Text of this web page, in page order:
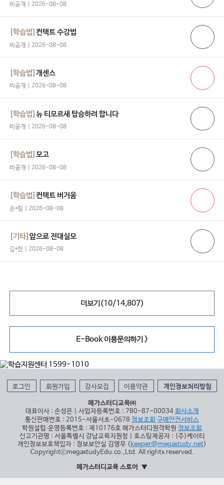
비공개 | 2026-08-08
[학습법]컨택트 수강법
비공개 | 2026-08-08
[학습법]개센스
비공개 | 2026-08-08
[학습법]뉴 티모르새 탑승하려 합니다
비공개 | 2026-08-08
[학습법]모고
비공개 | 2026-08-08
[학습법]컨택트 버거움
손*림 | 2026-08-08
[기타]앞으로 전대실모
김*찬 | 2026-08-08
더보기(10/14,807)
E-Book 이용문의하기 >
로그인 회원가입 강사모집 이용약관 개인정보처리방침
메가스터디교육㈜
대표이사 : 손성은 | 사업자등록번호 : 780-87-00034 회사소개
통신판매번호 : 2015-서울서초-0678 정보조회 구매안전서비스
학원설립∙운영등록번호 : 제10176호 메가스터디원격학원 정보조회
신고기관명 : 서울특별시 강남교육지원청 | 호스팅제공자 : (주)케이티
개인정보보호책임자 : 정보보안실 김영무 (keeper@megastudy.net)
CopyrightⓒmegastudyEdu.co.,Ltd. All rights reserved.
메가스터디교육 스토어